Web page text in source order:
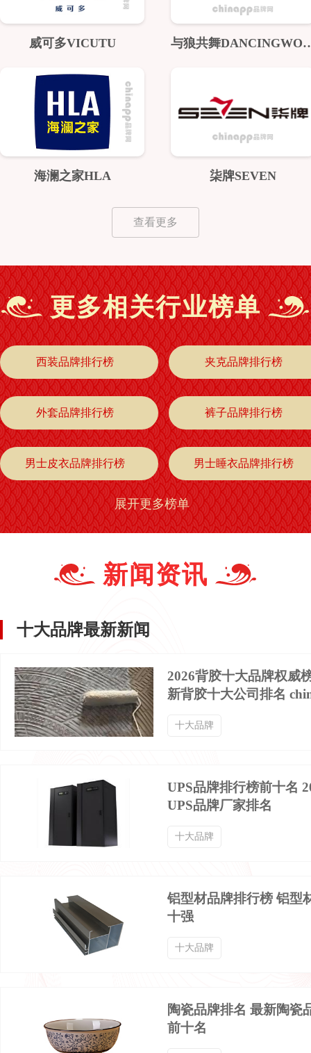
威可多VICUTU 与狼共舞
海澜之家HLA 柒牌SEVEN
查看更多
更多相关行业榜单
西装品牌排行榜 夹克品牌排行榜
外套品牌排行榜 裤子品牌排行榜
男士皮衣品牌排行榜 男士睡衣品牌排行榜
中老年男装品牌排行榜 中老年男裤品牌排行榜
大码男裤品牌排行榜 时尚男装品牌排行榜
男士卫裤品牌排行榜 男士哈伦裤品牌排行榜
男士泳裤品牌排行榜
男士运动裤品牌排行榜
男士皮裤品牌排行榜 男士冲锋裤品牌排行榜
男士皮夹克品牌排行榜 男士家居服品牌排行榜
展开更多榜单
新闻资讯
十大品牌最新新闻
2026背胶十大品牌权威
新背胶十大公司排名
十大品牌
UPS品牌排行榜前十名
UPS品牌厂家排名
十大品牌
铝型材品牌排行榜 铝型
十强
十大品牌
陶瓷品牌排名 最新陶瓷
前十名